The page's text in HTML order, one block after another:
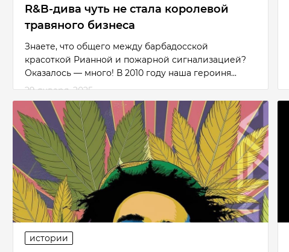
R&B-дива чуть не стала королевой
травяного бизнеса
Знаете, что общего между барбадосской
красоткой Рианной и пожарной сигнализацией?
Оказалось — много! В 2010 году наша героиня...
29 января, 2025
истории